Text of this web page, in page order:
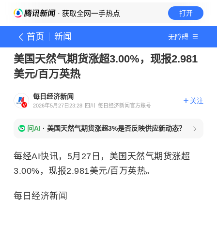
· 获取全网一手热点 打开
首页 新闻 无障碍
美国天然气期货涨超3.00%，现报2.981
美元/百万英热
每日经济新闻
2026年5月27日23:28 四川 每日经济新闻官方账号
关注
问AI · 美国天然气期货涨超3%是否反映供应新动态？
每经AI快讯，5月27日，美国天然气期货涨超
3.00%，现报2.981美元/百万英热。
每日经济新闻